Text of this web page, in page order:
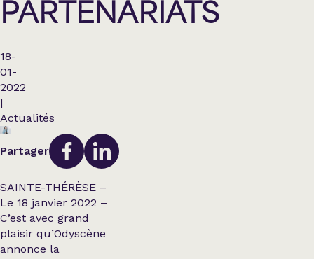
PARTENARIATS
18-
01-
2022
|
Actualités
Partager
SAINTE-THÉRÈSE –
Le 18 janvier 2022 –
C’est avec grand
plaisir qu’Odyscène
annonce la